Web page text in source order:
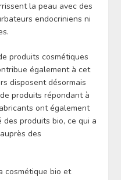
la peau avec des
endocriniens ni
produits cosmétiques
également à cet
disposent désormais
produits répondant à
ont également
produits bio, ce qui a
des
cosmétique bio et